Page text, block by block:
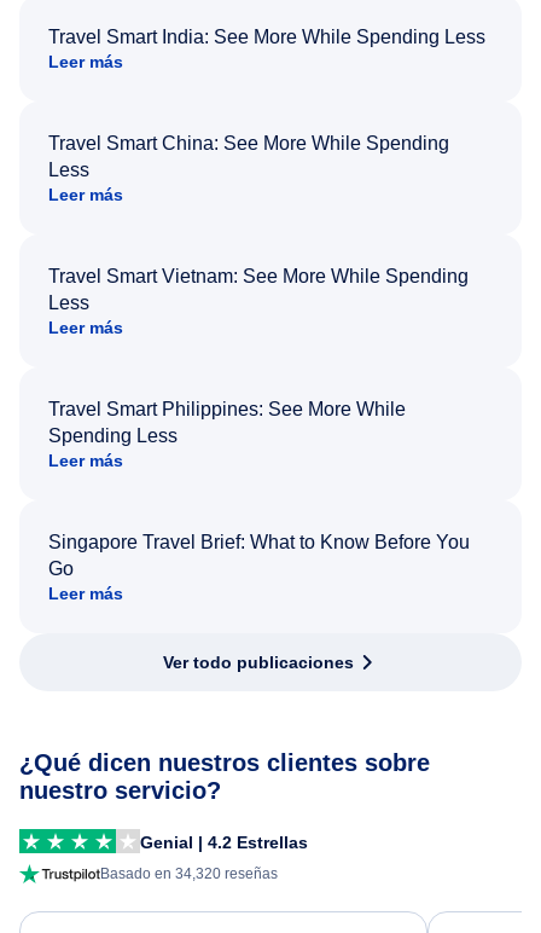
Travel Smart India: See More While Spending Less
Leer más
Travel Smart China: See More While Spending
Less
Leer más
Travel Smart Vietnam: See More While Spending
Less
Leer más
Travel Smart Philippines: See More While
Spending Less
Leer más
Singapore Travel Brief: What to Know Before You
Go
Leer más
Ver todo publicaciones
¿Qué dicen nuestros clientes sobre
nuestro servicio?
Genial | 4.2 Estrellas
Basado en 34,320 reseñas